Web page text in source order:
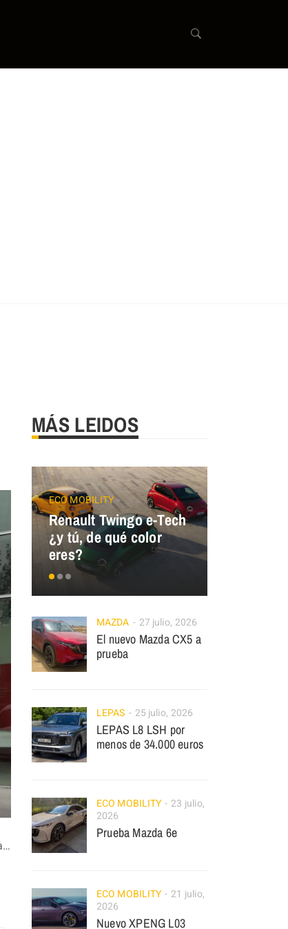
MÁS LEIDOS
ECO MOBILITY
Renault Twingo e-Tech
¿y tú, de qué color
eres?
MAZDA 27 julio, 2026
El nuevo Mazda CX5 a
prueba
LEPAS 25 julio, 2026
LEPAS L8 LSH por
menos de 34.000 euros
ECO MOBILITY
23 julio,
2026
Prueba Mazda 6e
ECO MOBILITY
21 julio,
2026
Nuevo XPENG L03